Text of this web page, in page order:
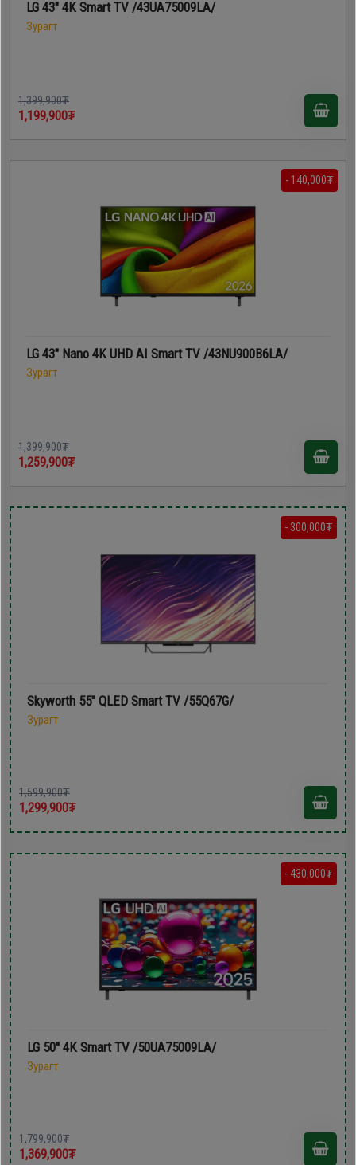
LG 43" 4K Smart TV /43UA75009LA/
Зурагт
1,399,900₮
1,199,900₮
- 140,000₮
LG 43" Nano 4K UHD AI Smart TV /43NU900B6LA/
Зурагт
1,399,900₮
1,259,900₮
- 300,000₮
Skyworth 55'' QLED Smart TV /55Q67G/
Зурагт
1,599,900₮
1,299,900₮
- 430,000₮
LG 50'' 4K Smart TV /50UA75009LA/
Зурагт
1,799,900₮
1,369,900₮